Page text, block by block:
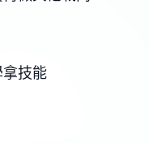
技能